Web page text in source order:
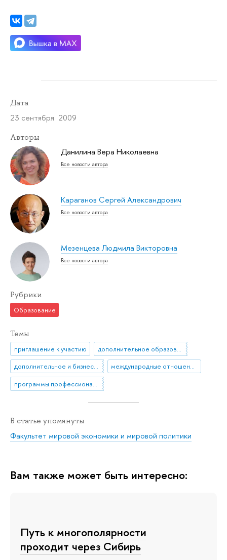
Дата
23 сентября 2009
Авторы
Данилина Вера Николаевна
Все новости автора
Караганов Сергей Александрович
Все новости автора
Мезенцева Людмила Викторовна
Все новости автора
Рубрики
Образование
Темы
приглашение к участию
дополнительное образование
дополнительное и бизнес-образование
международные отношения
программы профессиональной переподготовки
В статье упомянуты
Факультет мировой экономики и мировой политики
Вам также может быть интересно:
Путь к многополярности
проходит через Сибирь